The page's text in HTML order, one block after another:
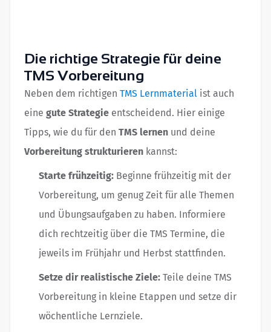
Die richtige Strategie für deine
TMS Vorbereitung
Neben dem richtigen TMS Lernmaterial ist auch
eine gute Strategie entscheidend. Hier einige
Tipps, wie du für den TMS lernen und deine
Vorbereitung strukturieren kannst:
Starte frühzeitig: Beginne frühzeitig mit der
Vorbereitung, um genug Zeit für alle Themen
und Übungsaufgaben zu haben. Informiere
dich rechtzeitig über die TMS Termine, die
jeweils im Frühjahr und Herbst stattfinden.
Setze dir realistische Ziele: Teile deine TMS
Vorbereitung in kleine Etappen und setze dir
wöchentliche Lernziele.